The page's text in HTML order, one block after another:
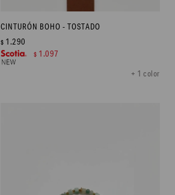
CINTURÓN BOHO - TOSTADO
+ 1 color
$ 1.290
$ 1.097